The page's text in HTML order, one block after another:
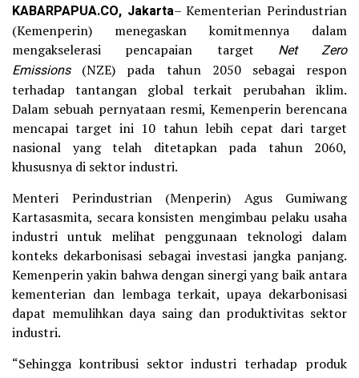
KABARPAPUA.CO, Jakarta– Kementerian Perindustrian
(Kemenperin) menegaskan komitmennya dalam
mengakselerasi pencapaian target Net Zero
Emissions(NZE) pada tahun 2050 sebagai respon
terhadap tantangan global terkait perubahan iklim.
Dalam sebuah pernyataan resmi, Kemenperin berencana
mencapai target ini 10 tahun lebih cepat dari target
nasional yang telah ditetapkan pada tahun 2060,
khususnya di sektor industri.
Menteri Perindustrian (Menperin) Agus Gumiwang
Kartasasmita, secara konsisten mengimbau pelaku usaha
industri untuk melihat penggunaan teknologi dalam
konteks dekarbonisasi sebagai investasi jangka panjang.
Kemenperin yakin bahwa dengan sinergi yang baik antara
kementerian dan lembaga terkait, upaya dekarbonisasi
dapat memulihkan daya saing dan produktivitas sektor
industri.
“Sehingga kontribusi sektor industri terhadap produk